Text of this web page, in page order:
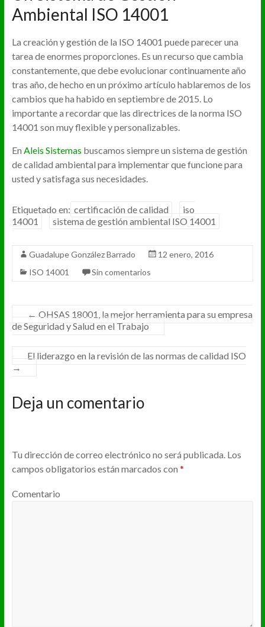
Ambiental ISO 14001
La creación y gestión de la ISO 14001 puede parecer una
tarea de enormes proporciones. Es un recurso que cambia
constantemente, que debe evolucionar continuamente año
tras año, de hecho en un próximo artículo hablaremos de los
cambios que ha habido en septiembre de 2015. Lo
importante a recordar que las directrices de la norma ISO
14001 son muy flexible y personalizables.
En Aleis Sistemas buscamos siempre un sistema de gestión
de calidad ambiental para implementar que funcione para
usted y satisfaga sus necesidades.
Etiquetado en: certificación de calidad
iso
14001
sistema de gestión ambiental ISO 14001
Guadalupe González Barrado
12 enero, 2016
ISO 14001
Sin comentarios
← OHSAS 18001, la mejor herramienta para su empresa
de Seguridad y Salud en el Trabajo
El liderazgo en la revisión de las normas de calidad ISO
→
Deja un comentario
Tu dirección de correo electrónico no será publicada.Los
campos obligatorios están marcados con *
Comentario